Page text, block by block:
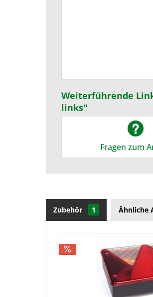
Weiterführende
links"
Fragen zum
Zubehör 1 Ähnliche